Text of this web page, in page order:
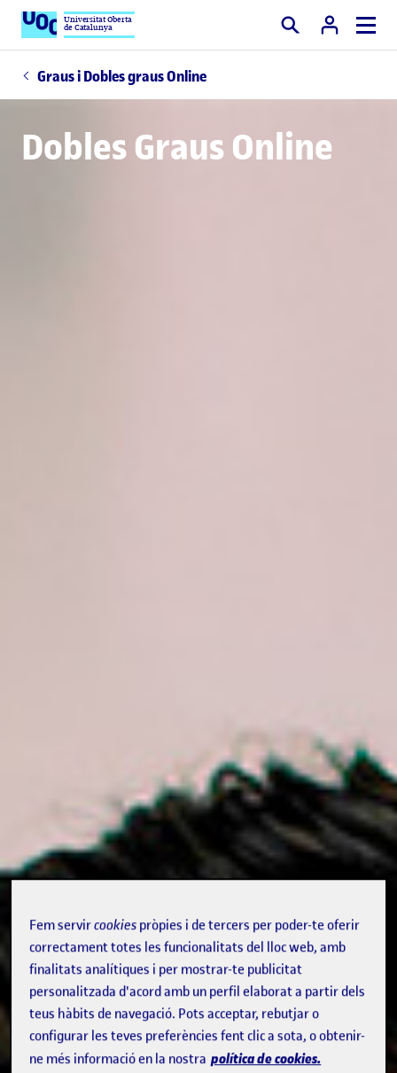
Universitat Oberta
de Catalunya Cercar
Graus i Dobles graus Online
Dobles Graus Online
Fem servircookies pròpies i de tercers per poder-te oferir
correctament totes les funcionalitats del lloc web, amb
finalitats analítiques i per mostrar-te publicitat
personalitzada d'acord amb un perfil elaborat a partir dels
teus hàbits de navegació. Pots acceptar, rebutjar o
configurar les teves preferències fent clic a sota, o obtenir-
ne més informació en la nostra política de cookies.